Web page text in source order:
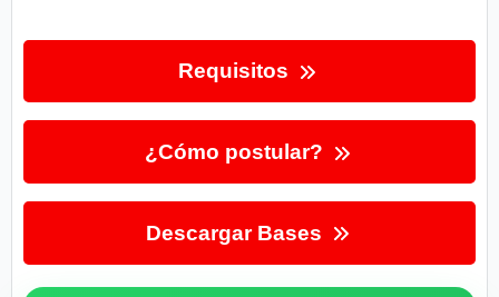
Requisitos
¿Cómo postular?
Descargar Bases